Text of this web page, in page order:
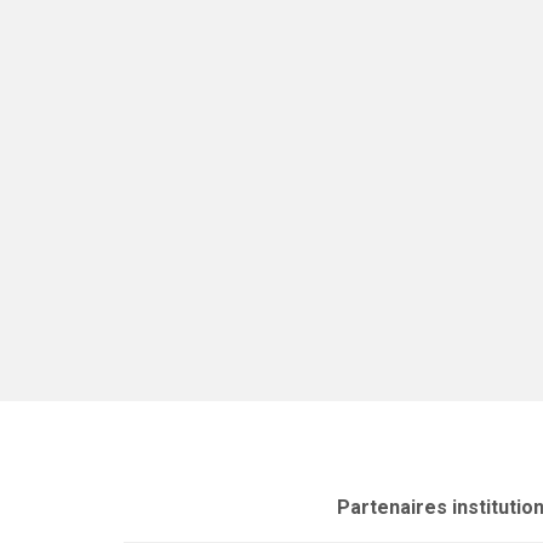
Partenaires